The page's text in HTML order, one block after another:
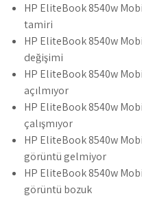
HP EliteBook 8540w
tamiri
HP EliteBook 8540w
değişimi
HP EliteBook 8540w
açılmıyor
HP EliteBook 8540w
çalışmıyor
HP EliteBook 8540w
görüntü gelmiyor
HP EliteBook 8540w
görüntü bozuk